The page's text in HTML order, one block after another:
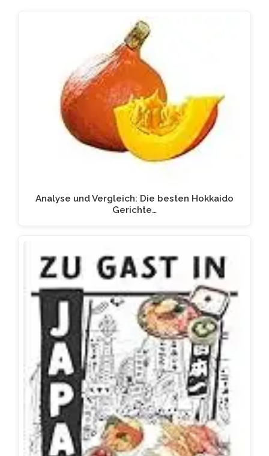
Analyse und Vergleich: Die besten Hokkaido
Gerichte…